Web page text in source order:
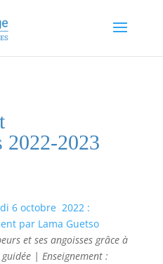
2022-2023
6 octobre 2022 :
par Lama Guetso
et ses angoisses grâce à
| Enseignement :